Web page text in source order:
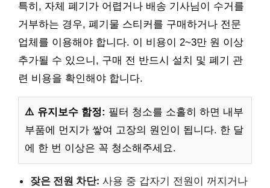
특히, 자체 폐기가 어렵거나 배송 기사님이 수거를
거부하는 경우, 폐기물 스티커를 구매하거나 전문
업체를 이용해야 합니다. 이 비용이 2~3만 원 이상
추가될 수 있으니, 구매 전 반드시 설치 및 폐기 관
련 비용을 확인해야 합니다.
⚠️ 유지보수 함정: 필터 청소를 소홀히 하면 내부
부품에 먼지가 쌓여 고장의 원인이 됩니다. 한 달
에 한 번 이상은 꼭 청소해주세요.
잦은 전원 차단: 사용 중 갑자기 전원이 꺼지거나